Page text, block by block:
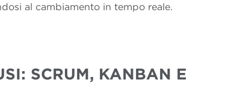
al cambiamento in tempo reale.
SCRUM, KANBAN E